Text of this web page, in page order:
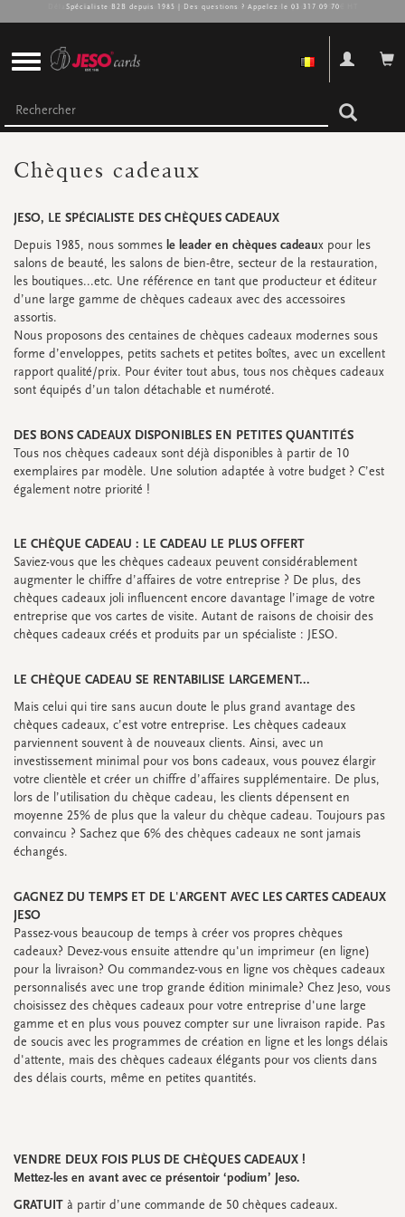
Spécialiste B2B depuis 1985 | Des questions ? Appelez le 03 317 09 70
Délai de livraison: 2 à 5 jours ouvrables | Livraison gratuite à partir de 98 € HT
Chèques cadeaux enveloppes
Regardez toutes
Regardez toutes
Chèques cadeaux sachets
Regardez toutes
Paquets de chèques cadeaux
Regardez toutes
Promos
Regardez toutes
Super promos
Regardez toutes
RUBAN, ACC. & DIVERS
Ruban
Petites fleurs séchées
Carton d'affichage
Bannières
Promos&super promos
CARTES DE RENDEZ-VOUS
Cartes de rendez-vous
Regardez toutes
Promos &super promos
Regardez toutes
ÉTIQUETTES
Étiquettes ronds
Regardez toutes
Étiquettes carrés
Regardez toutes
Étiquettes coeur
Regardez toutes
Regardez toutes
EMBALLAGE
Emballage sur rouleau
Regardez toutes
Housesses
Regardez toutes
Flowerbag
Regardez toutes
Regardez toutes
Regardez toutes
Regardez toutes
Chèques cadeaux
JESO, LE SPÉCIALISTE DES CHÈQUES CADEAUX
Depuis 1985, nous sommes le leader en chèques cadeaux pour les
salons de beauté, les salons de bien-être, secteur de la restauration,
les boutiques...etc. Une référence en tant que producteur et éditeur
d’une large gamme de chèques cadeaux avec des accessoires
assortis.
Nous proposons des centaines de chèques cadeaux modernes sous
forme d’enveloppes, petits sachets et petites boîtes, avec un excellent
rapport qualité/prix. Pour éviter tout abus, tous nos chèques cadeaux
sont équipés d’un talon détachable et numéroté.
DES BONS CADEAUX DISPONIBLES EN PETITES QUANTITÉS
Tous nos chèques cadeaux sont déjà disponibles à partir de 10
exemplaires par modèle. Une solution adaptée à votre budget ? C’est
également notre priorité !
LE CHÈQUE CADEAU : LE CADEAU LE PLUS OFFERT
Saviez-vous que les chèques cadeaux peuvent considérablement
augmenter le chiffre d’affaires de votre entreprise ? De plus, des
chèques cadeaux joli influencent encore davantage l’image de votre
entreprise que vos cartes de visite. Autant de raisons de choisir des
chèques cadeaux créés et produits par un spécialiste : JESO.
LE CHÈQUE CADEAU SE RENTABILISE LARGEMENT...
Mais celui qui tire sans aucun doute le plus grand avantage des
chèques cadeaux, c’est votre entreprise. Les chèques cadeaux
parviennent souvent à de nouveaux clients. Ainsi, avec un
investissement minimal pour vos bons cadeaux, vous pouvez élargir
votre clientèle et créer un chiffre d’affaires supplémentaire. De plus,
lors de l’utilisation du chèque cadeau, les clients dépensent en
moyenne 25% de plus que la valeur du chèque cadeau. Toujours pas
convaincu ? Sachez que 6% des chèques cadeaux ne sont jamais
échangés.
GAGNEZ DU TEMPS ET DE L'ARGENT AVEC LES CARTES CADEAUX
JESO
Passez-vous beaucoup de temps à créer vos propres chèques
cadeaux? Devez-vous ensuite attendre qu'un imprimeur (en ligne)
pour la livraison? Ou commandez-vous en ligne vos chèques cadeaux
personnalisés avec une trop grande édition minimale? Chez Jeso, vous
choisissez des chèques cadeaux pour votre entreprise d'une large
gamme et en plus vous pouvez compter sur une livraison rapide. Pas
de soucis avec les programmes de création en ligne et les longs délais
d'attente, mais des chèques cadeaux élégants pour vos clients dans
des délais courts, même en petites quantités.
VENDRE DEUX FOIS PLUS DE CHÈQUES CADEAUX !
Mettez-les en avant avec ce présentoir ‘podium’ Jeso.
GRATUIT à partir d’une commande de 50 chèques cadeaux.